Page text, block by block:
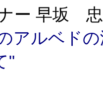
ー 早坂
アルベド
"